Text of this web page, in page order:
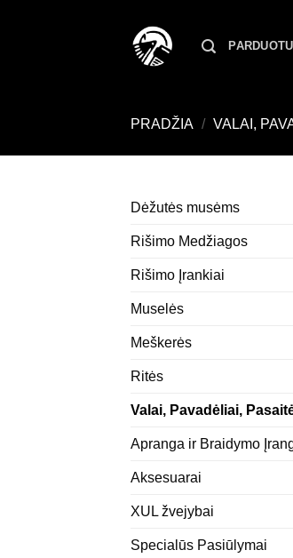
PRADŽIA / VALAI,
Dėžutės musėms
Rišimo Medžiagos
Rišimo Įrankiai
Muselės
Meškerės
Ritės
Valai, Pavadėliai,
Apranga ir Braidymo
Aksesuarai
XUL žvejybai
Specialūs Pasiūlymai